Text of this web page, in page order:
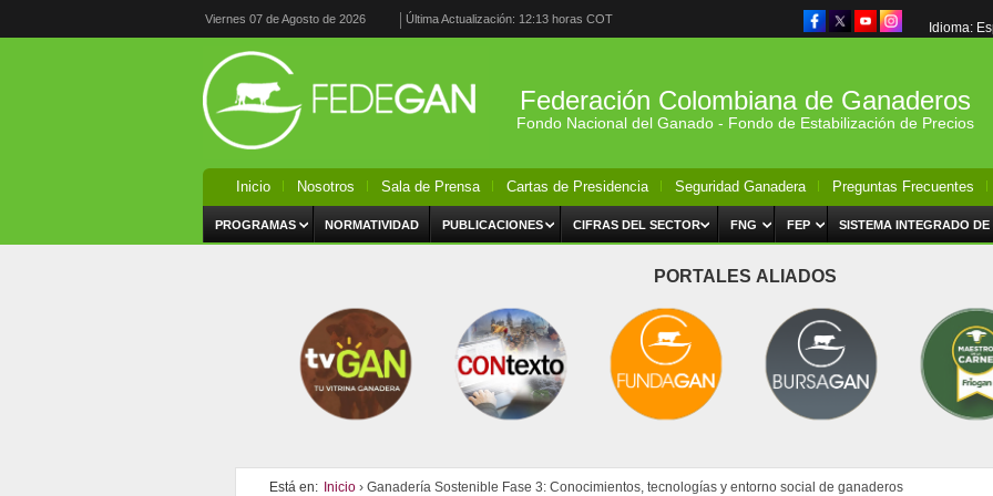
Viernes 07 de Agosto de 2026 Última Actualización: 12:13 horas COT
Idioma:
Federación Colombiana de Ganaderos
Fondo Nacional del Ganado - Fondo de Estabilización de Precios
Inicio Nosotros Sala de Prensa Cartas de Presidencia Seguridad Ganadera Preguntas Frecuentes
PROGRAMAS NORMATIVIDAD PUBLICACIONES CIFRAS DEL SECTOR FNG FEP SISTEMA INTEGRADO DE
PORTALES ALIADOS
Está en: Inicio › Ganadería Sostenible Fase 3: Conocimientos, tecnologías y entorno social de ganaderos